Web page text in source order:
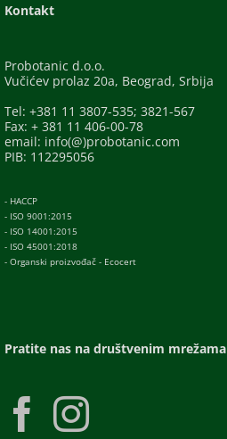
Kontakt
Probotanic d.o.o.
Vučićev prolaz 20a, Beograd, Srbija
Tel: +381 11 3807-535; 3821-567
Fax: + 381 11 406-00-78
email: info(@)probotanic.com
PIB: 112295056
- HACCP
- ISO 9001:2015
- ISO 14001:2015
- ISO 45001:2018
- Organski proizvođač - Ecocert
Pratite nas na društvenim mrežama